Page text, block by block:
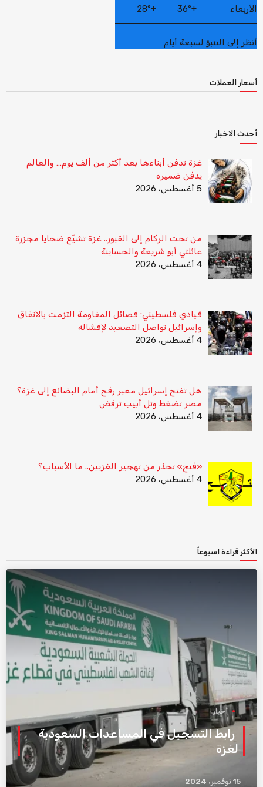
الأربعاء +
36°
+
28°
أنظر إلى التنبؤ لسبعة أيام
أسعار العملات
أحدث الاخبار
غزة تدفن أبناءها بعد أكثر من ألف يوم… والعالم
يدفن ضميره
5 أغسطس، 2026
من تحت الركام إلى القبور.. غزة تشيّع ضحايا مجزرة
عائلتي أبو شريعة والحساينة
4 أغسطس، 2026
قيادي فلسطيني: فصائل المقاومة التزمت بالاتفاق
وإسرائيل تواصل التصعيد لإفشاله
4 أغسطس، 2026
هل تفتح إسرائيل معبر رفح أمام البضائع إلى غزة؟
مصر تضغط وتل أبيب ترفض
4 أغسطس، 2026
«فتح» تحذر من تهجير الغزيين.. ما الأسباب؟
4 أغسطس، 2026
الأكثر قراءة اسبوعاً
أخبار
رابط التسجيل في المساعدات السعودية
لغزة
15 نوفمبر، 2024